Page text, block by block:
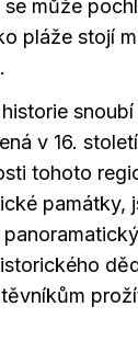
může
pláže stojí
v 16.
tohoto
památky,